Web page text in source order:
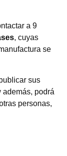
a 9
, cuyas
se
sus
además, podrá
personas,